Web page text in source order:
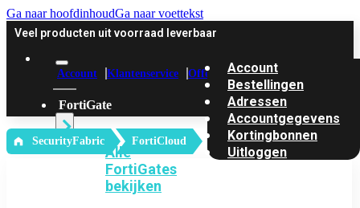
Ga naar hoofdinhoudGa naar voettekst
Veel producten uit voorraad leverbaar
Account Klantenservice Offerte
FortiGate
Alle
FortiGates
bekijken
Account
Bestellingen
Adressen
Accountgegevens
Kortingbonnen
Uitloggen
‎ SecurityFabric FortiCloud